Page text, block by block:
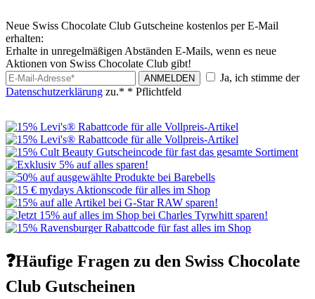
Neue Swiss Chocolate Club Gutscheine kostenlos per E-Mail
erhalten:
Erhalte in unregelmäßigen Abständen E-Mails, wenn es neue
Aktionen von Swiss Chocolate Club gibt!
ANMELDEN
Ja, ich stimme der
Datenschutzerklärung zu.* * Pflichtfeld
❓Häufige Fragen zu den Swiss Chocolate
Club Gutscheinen